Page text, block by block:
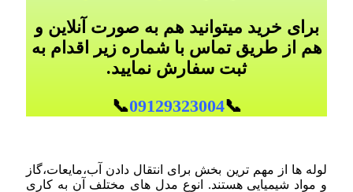
برای خرید میتوانید هم به صورت آنلاین و
هم از طریق تماس با شماره زیر اقدام به
ثبت سفارش نمایید.
📞
09129323004
📞
لوله ها از مهم ترین بخش برای انتقال دادن آب،مایعات،گاز
و مواد شیمیایی هستند. انوع مدل های مختلف آن به کاری